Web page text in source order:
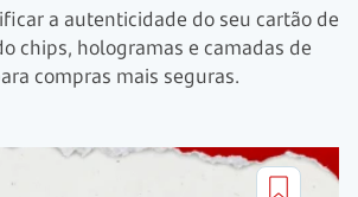
a autenticidade do seu cartão de
chips, hologramas e camadas de
compras mais seguras.